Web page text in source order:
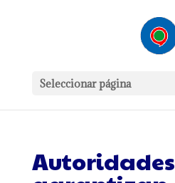
Seleccionar página
Autoridades